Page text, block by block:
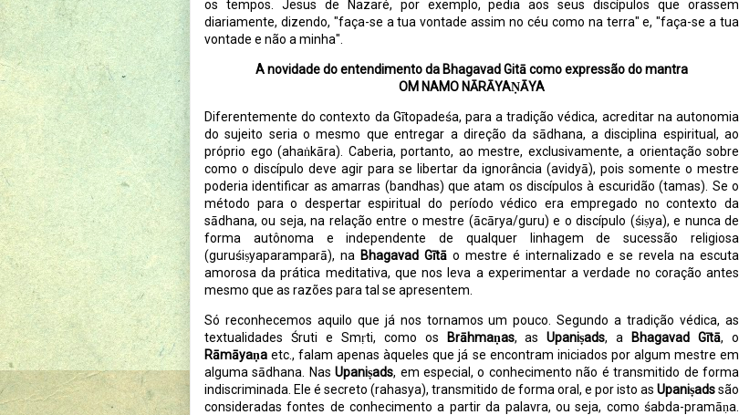
os tempos. Jesus de Nazaré, por exemplo, pedia aos seus discípulos que orassem
diariamente, dizendo, "faça-se a tua vontade assim no céu como na terra" e, "faça-se a tua
vontade e não a minha".
A novidade do entendimento da Bhagavad Gitā como expressão do mantra
OM NAMO NĀRĀYAṆĀYA
Diferentemente do contexto da Gītopadeśa, para a tradição védica, acreditar na autonomia
do sujeito seria o mesmo que entregar a direção da sādhana, a disciplina espiritual, ao
próprio ego (ahaṅkāra). Caberia, portanto, ao mestre, exclusivamente, a orientação sobre
como o discípulo deve agir para se libertar da ignorância (avidyā), pois somente o mestre
poderia identificar as amarras (bandhas) que atam os discípulos à escuridão (tamas). Se o
método para o despertar espiritual do período védico era empregado no contexto da
sādhana, ou seja, na relação entre o mestre (ācārya/guru) e o discípulo (śiṣya), e nunca de
forma autônoma e independente de qualquer linhagem de sucessão religiosa
(guruśiṣyaparamparā), na Bhagavad Gītā o mestre é internalizado e se revela na escuta
amorosa da prática meditativa, que nos leva a experimentar a verdade no coração antes
mesmo que as razões para tal se apresentem.
Só reconhecemos aquilo que já nos tornamos um pouco. Segundo a tradição védica, as
textualidades Śruti e Smṛti, como os
Brāhmaṇas, asUpaniṣads, a Bhagavad Gītā, o
Rāmāyaṇa etc., falam apenas àqueles que já se encontram iniciados por algum mestre em
alguma sādhana. NasUpaniṣads, em especial, o conhecimento não é transmitido de forma
indiscriminada. Ele é secreto (rahasya), transmitido de forma oral, e por isto as Upaniṣadssão
consideradas fontes de conhecimento a partir da palavra, ou seja, como śabda-pramāṇa.